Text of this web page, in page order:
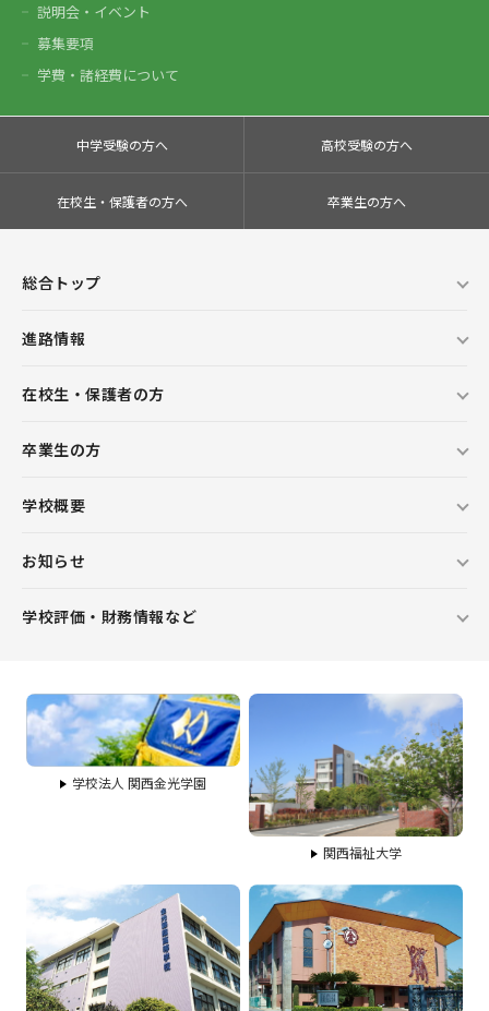
説明会・イベント
募集要項
学費・諸経費について
中学受験の方へ 高校受験の方へ
在校生・保護者の方へ 卒業生の方へ
総合トップ
進路情報
在校生・保護者の方
卒業生の方
学校概要
お知らせ
学校評価・財務情報など
学校法人 関西金光学園
関西福祉大学